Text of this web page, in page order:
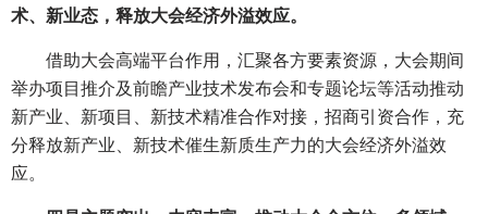
术、新业态，释放大会经济外溢效应。
借助大会高端平台作用，汇聚各方要素资源，大会期间
举办项目推介及前瞻产业技术发布会和专题论坛等活动推动
新产业、新项目、新技术精准合作对接，招商引资合作，充
分释放新产业、新技术催生新质生产力的大会经济外溢效
应。